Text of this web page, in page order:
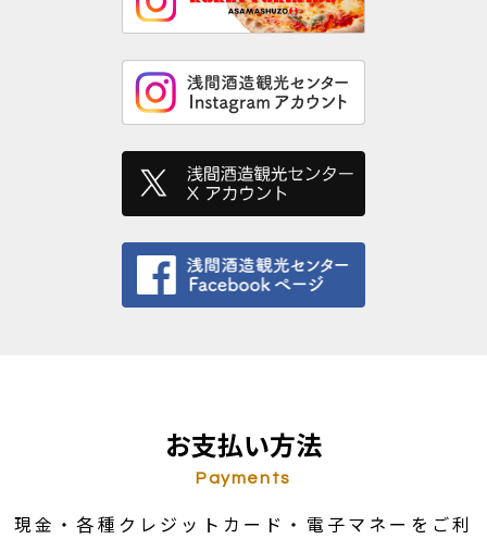
お支払い方法
Payments
現金・各種クレジットカード・電子マネーをご利